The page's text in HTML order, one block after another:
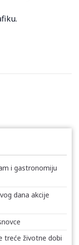
i gastronomiju
dana akcije
treće životne dobi